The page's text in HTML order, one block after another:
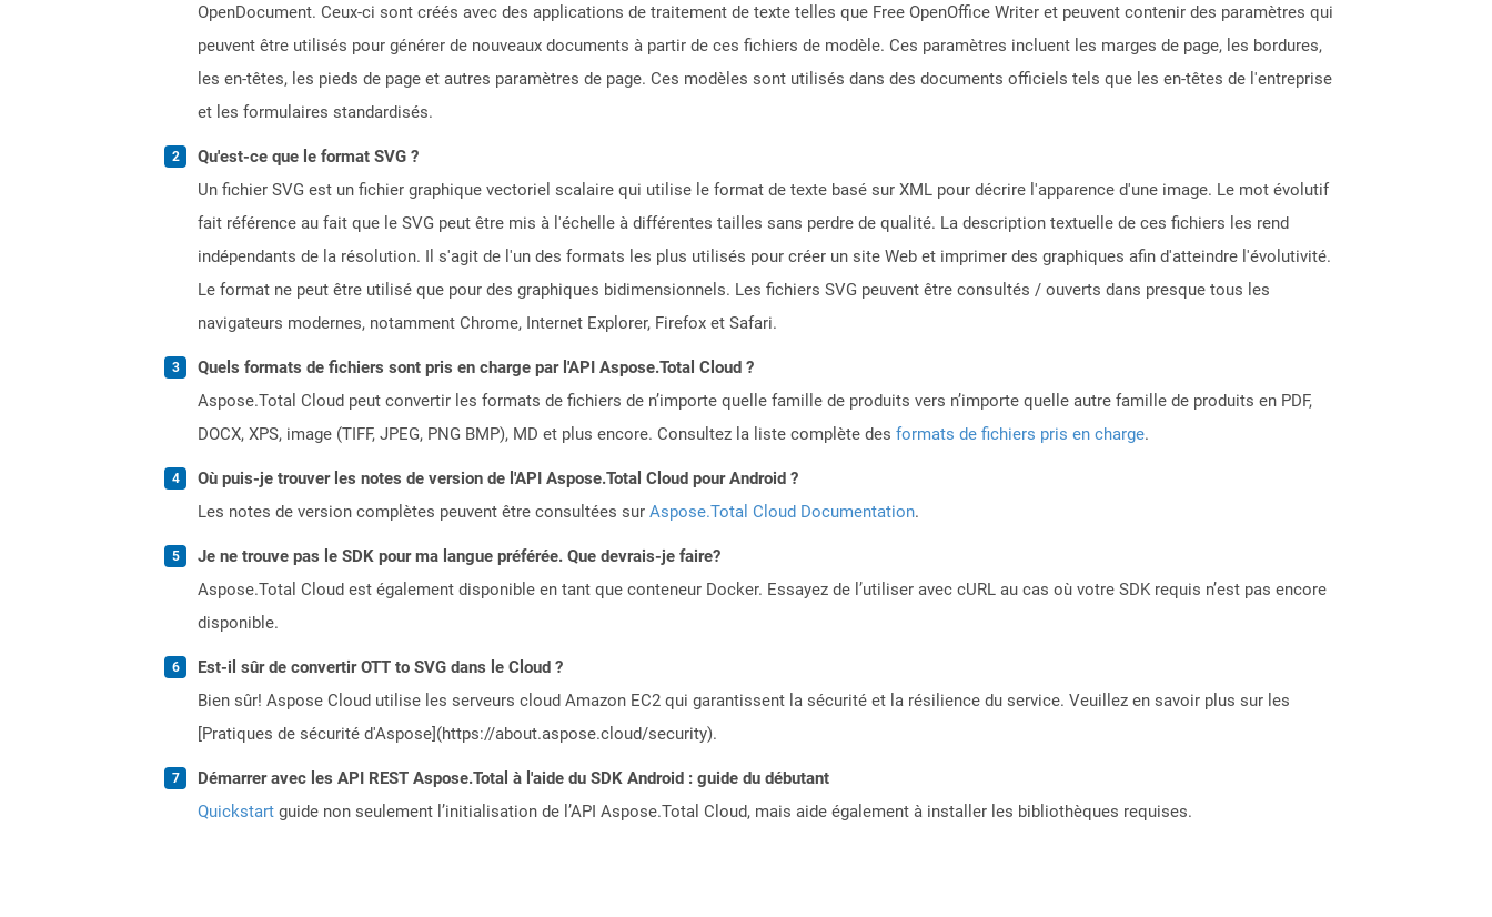
OpenDocument. Ceux-ci sont créés avec des applications de traitement de texte telles que Free OpenOffice Writer et peuvent contenir des paramètres qui
peuvent être utilisés pour générer de nouveaux documents à partir de ces fichiers de modèle. Ces paramètres incluent les marges de page, les bordures,
les en-têtes, les pieds de page et autres paramètres de page. Ces modèles sont utilisés dans des documents officiels tels que les en-têtes de l'entreprise
et les formulaires standardisés.
Qu'est-ce que le format SVG ?
Un fichier SVG est un fichier graphique vectoriel scalaire qui utilise le format de texte basé sur XML pour décrire l'apparence d'une image. Le mot évolutif
fait référence au fait que le SVG peut être mis à l'échelle à différentes tailles sans perdre de qualité. La description textuelle de ces fichiers les rend
indépendants de la résolution. Il s'agit de l'un des formats les plus utilisés pour créer un site Web et imprimer des graphiques afin d'atteindre l'évolutivité.
Le format ne peut être utilisé que pour des graphiques bidimensionnels. Les fichiers SVG peuvent être consultés / ouverts dans presque tous les
navigateurs modernes, notamment Chrome, Internet Explorer, Firefox et Safari.
Quels formats de fichiers sont pris en charge par l'API Aspose.Total Cloud ?
Aspose.Total Cloud peut convertir les formats de fichiers de n’importe quelle famille de produits vers n’importe quelle autre famille de produits en PDF,
DOCX, XPS, image (TIFF, JPEG, PNG BMP), MD et plus encore. Consultez la liste complète des formats de fichiers pris en charge.
Où puis-je trouver les notes de version de l'API Aspose.Total Cloud pour Android ?
Les notes de version complètes peuvent être consultées sur Aspose.Total Cloud Documentation.
Je ne trouve pas le SDK pour ma langue préférée. Que devrais-je faire?
Aspose.Total Cloud est également disponible en tant que conteneur Docker. Essayez de l’utiliser avec cURL au cas où votre SDK requis n’est pas encore
disponible.
Est-il sûr de convertir OTT to SVG dans le Cloud ?
Bien sûr! Aspose Cloud utilise les serveurs cloud Amazon EC2 qui garantissent la sécurité et la résilience du service. Veuillez en savoir plus sur les
[Pratiques de sécurité d'Aspose](https://about.aspose.cloud/security).
Démarrer avec les API REST Aspose.Total à l'aide du SDK Android : guide du débutant
Quickstart guide non seulement l’initialisation de l’API Aspose.Total Cloud, mais aide également à installer les bibliothèques requises.